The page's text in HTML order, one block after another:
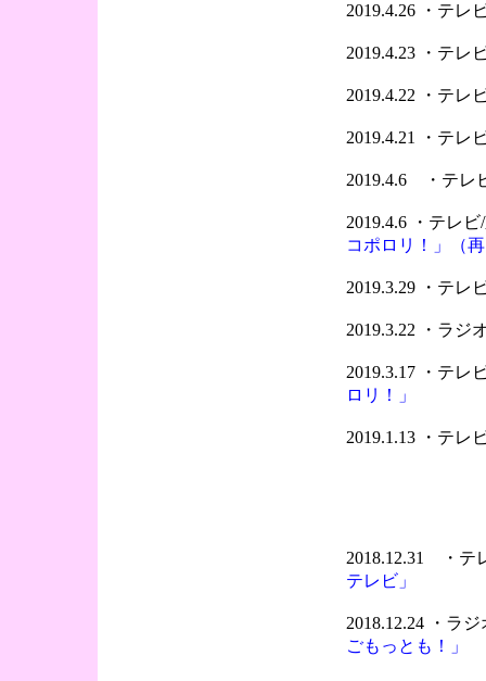
2019.4.26 ・テレ
2019.4.23 ・テレ
2019.4.22 ・テレ
2019.4.21 ・テレ
2019.4.6 ・テレ
2019.4.6 ・テレ
コポロリ！」（
2019.3.29 ・テレ
2019.3.22 ・ラジ
2019.3.17 ・テレ
ロリ！」
2019.1.13 ・テレ
2018.12.31 ・テ
テレビ」
2018.12.24 ・ラ
ごもっとも！」